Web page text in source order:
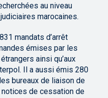
au niveau
marocaines.
mandats d’arrêt
émises par les
ainsi qu’aux
Il a aussi émis 280
bureaux de liaison de
de cessation de